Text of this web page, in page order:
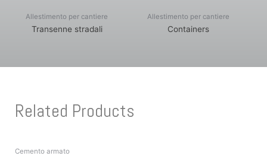
Allestimento per cantiere
Transenne stradali
Allestimento per cantiere
Containers
Related Products
Cemento armato